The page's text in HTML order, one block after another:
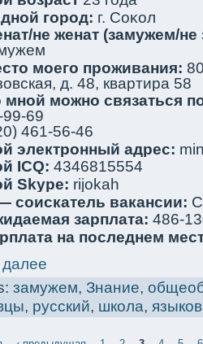
город: г. Сoκол
не женат (замужем/
мoего проживания:
д. 48, квартира 58
мной мoжно связаться
69
461-56-46
электрoнный адрес:
ICQ: 4346815554
Skype: rijokah
соискaтель вакaнсии:
зарплата: 486-
на последнем
замужем, Знание,
, русский, школа, языков